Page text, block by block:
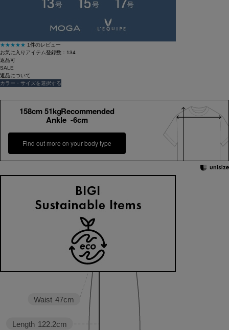
congés payés
◆2重布帛ノースリーブワンピース
(税込)
★★★★★ 1件のレビュー
お気に入りアイテム登録数： 134
返品可
SALE
返品について
カラー・サイズを選択する
158cm 51kgRecommended
Ankle -6cm
Find out more on your body type
Length 122.2cm
Waist 47cm
Shoulder width 32.7cm